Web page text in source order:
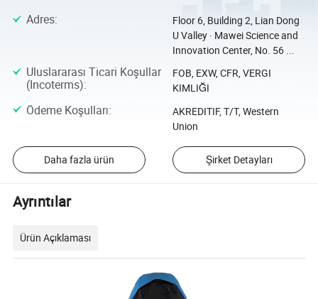
Adres:
Floor 6, Building 2, Lian Dong
U Valley · Mawei Science and
Innovation Center, No. 56 ...
Uluslararası Ticari Koşullar
(Incoterms):
FOB, EXW, CFR, VERGI
KIMLIĞI
Ödeme Koşulları:
AKREDITIF, T/T, Western
Union
Daha fazla ürün Şirket Detayları
Ayrıntılar
Ürün Açıklaması